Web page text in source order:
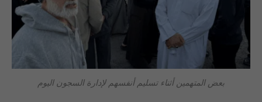
بعض المتهمين أثناء تسليم أنفسهم لإدارة السجون اليوم